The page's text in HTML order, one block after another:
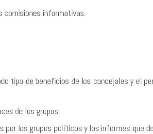
comisiones informativas.
tipo de beneficios de los concejales y el
de los grupos.
por los grupos políticos y los informes que